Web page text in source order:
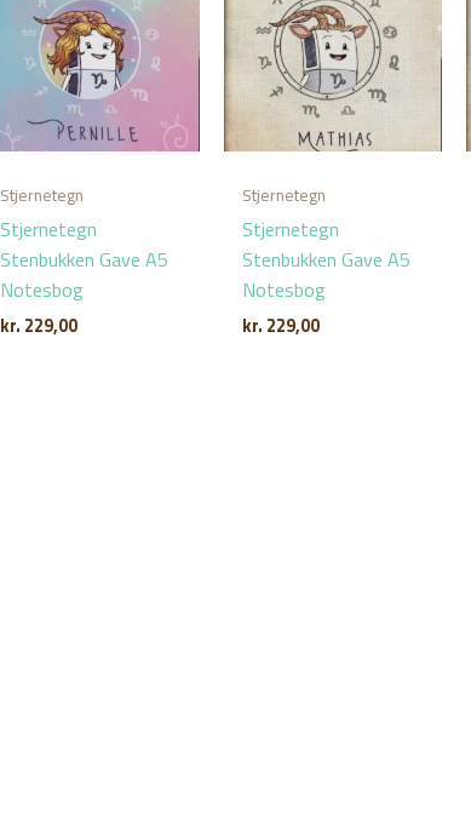
Stjernetegn
Stjernetegn
Stenbukken Gave A5
Notesbog
kr. 229,00
Stjernetegn
Stjernetegn
Stenbukken Gave A5
Notesbog
kr. 229,00